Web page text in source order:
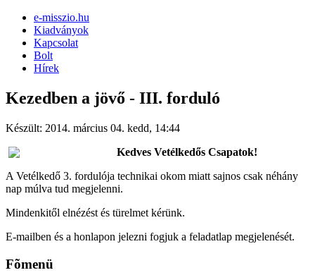
e-misszio.hu
Kiadványok
Kapcsolat
Bolt
Hírek
Kezedben a jövő - III. forduló
Készült: 2014. március 04. kedd, 14:44
Kedves Vetélkedős Csapatok!
A Vetélkedő 3. fordulója technikai okom miatt sajnos csak néhány
nap múlva tud megjelenni.
Mindenkitől elnézést és türelmet kérünk.
E-mailben és a honlapon jelezni fogjuk a feladatlap megjelenését.
Fõmenü